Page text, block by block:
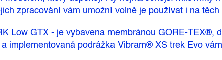
zpracování vám umožní volně je používat i na
Low GTX - je vybavena membránou GORE-TEX®,
implementovaná podrážka Vibram® XS trek Evo